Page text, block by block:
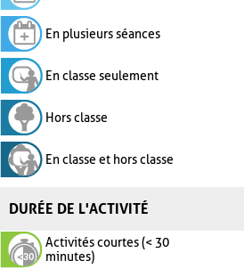
En plusieurs séances
En classe seulement
Hors classe
En classe et hors classe
DURÉE DE L'ACTIVITÉ
Activités courtes (< 30
minutes)